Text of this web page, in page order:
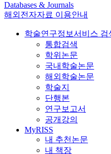
Databases & Journals
해외전자자료 이용안내
학술연구정보서비스 검
통합검색
학위논문
국내학술논문
해외학술논문
학술지
단행본
연구보고서
공개강의
MyRISS
내 추천논문
내 책장